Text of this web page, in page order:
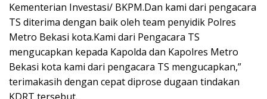
Kementerian Investasi/ BKPM.Dan kami dari pengacara
TS diterima dengan baik oleh team penyidik Polres
Metro Bekasi kota.Kami dari Pengacara TS
mengucapkan kepada Kapolda dan Kapolres Metro
Bekasi kota kami dari pengacara TS mengucapkan,”
terimakasih dengan cepat diprose dugaan tindakan